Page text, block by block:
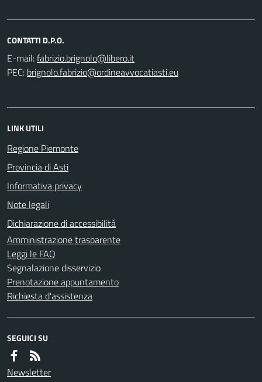
CONTATTI D.P.O.
E-mail:
PEC:
LINK UTILI
Regione Piemonte
Provincia di Asti
Informativa privacy
Note legali
Dichiarazione di accessibilità
Amministrazione trasparente
Leggi le FAQ
Segnalazione disservizio
Prenotazione appuntamento
Richiesta d'assistenza
SEGUICI SU
Newsletter